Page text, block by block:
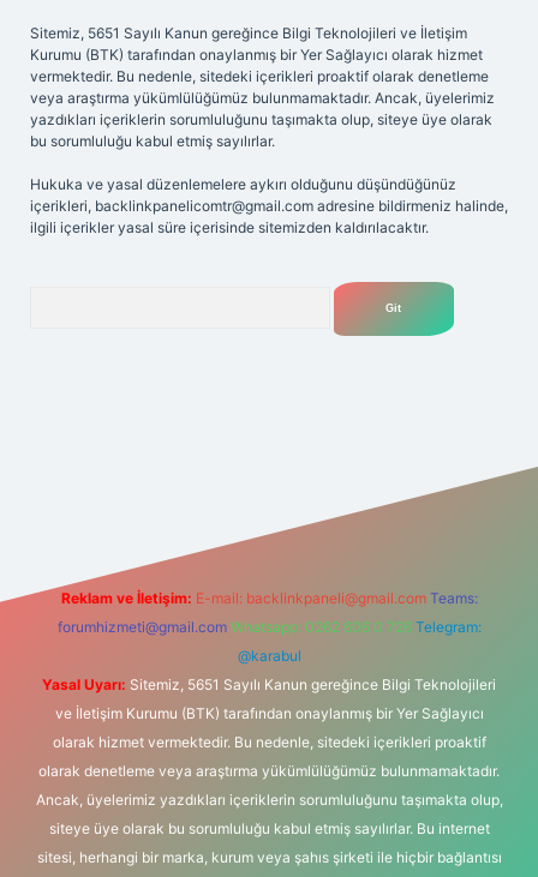
Sitemiz, 5651 Sayılı Kanun gereğince Bilgi Teknolojileri ve İletişim
Kurumu (BTK) tarafından onaylanmış bir Yer Sağlayıcı olarak hizmet
vermektedir. Bu nedenle, sitedeki içerikleri proaktif olarak denetleme
veya araştırma yükümlülüğümüz bulunmamaktadır. Ancak, üyelerimiz
yazdıkları içeriklerin sorumluluğunu taşımakta olup, siteye üye olarak
bu sorumluluğu kabul etmiş sayılırlar.
Hukuka ve yasal düzenlemelere aykırı olduğunu düşündüğünüz
içerikleri, backlinkpanelicomtr@gmail.com adresine bildirmeniz halinde,
ilgili içerikler yasal süre içerisinde sitemizden kaldırılacaktır.
Reklam ve İletişim: E-mail: backlinkpaneli@gmail.com Teams:
forumhizmeti@gmail.com Whatsapp: 0262 606 0 726 Telegram:
@karabul
Yasal Uyarı: Sitemiz, 5651 Sayılı Kanun gereğince Bilgi Teknolojileri
ve İletişim Kurumu (BTK) tarafından onaylanmış bir Yer Sağlayıcı
olarak hizmet vermektedir. Bu nedenle, sitedeki içerikleri proaktif
olarak denetleme veya araştırma yükümlülüğümüz bulunmamaktadır.
Ancak, üyelerimiz yazdıkları içeriklerin sorumluluğunu taşımakta olup,
siteye üye olarak bu sorumluluğu kabul etmiş sayılırlar. Bu internet
sitesi, herhangi bir marka, kurum veya şahıs şirketi ile hiçbir bağlantısı